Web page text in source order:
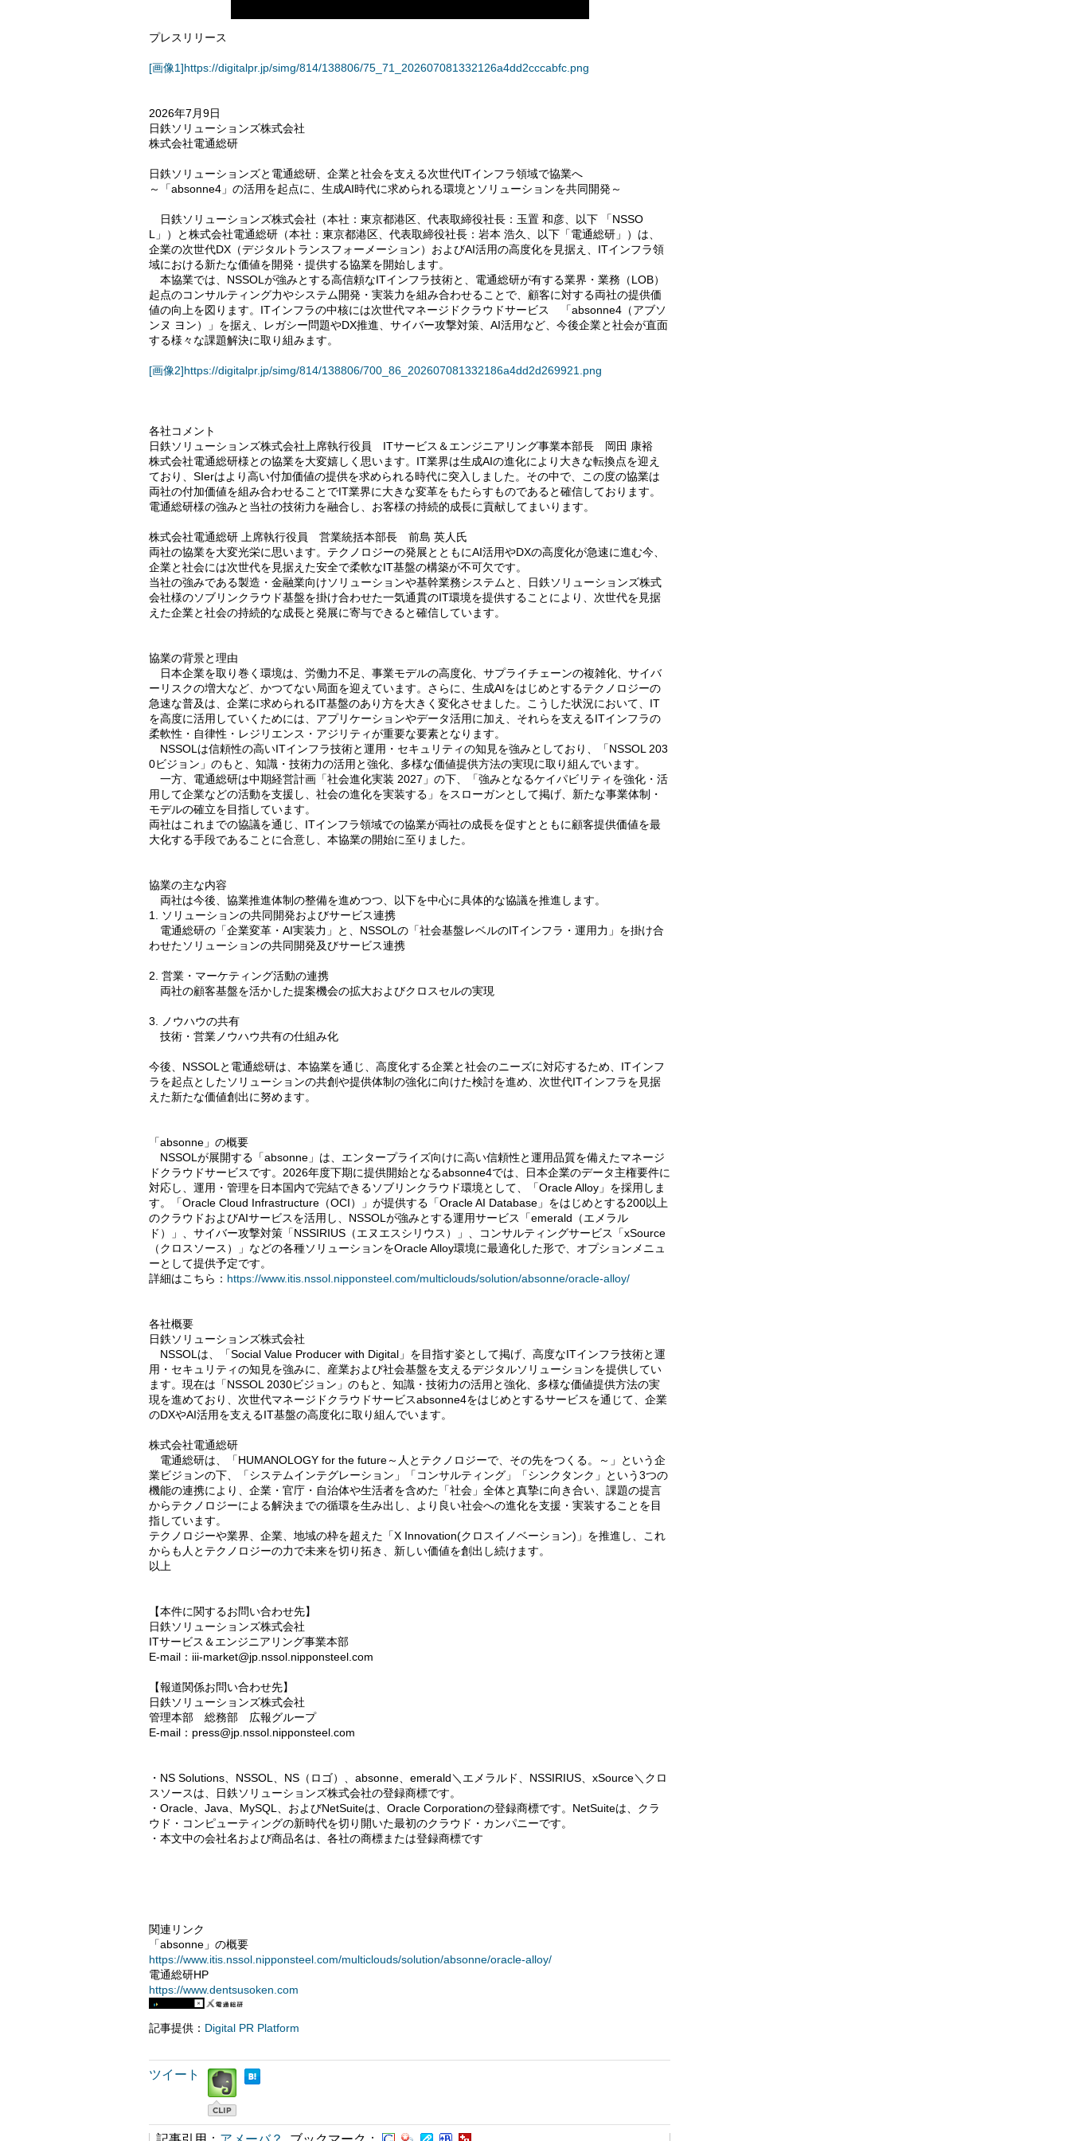
プレスリリース
[画像1]https://digitalpr.jp/simg/814/138806/75_71_202607081332126a4dd2cccabfc.png
2026年7月9日
日鉄ソリューションズ株式会社
株式会社電通総研
日鉄ソリューションズと電通総研、企業と社会を支える次世代ITインフラ領域で協業へ
～「absonne4」の活用を起点に、生成AI時代に求められる環境とソリューションを共同開発～
日鉄ソリューションズ株式会社（本社：東京都港区、代表取締役社長：玉置 和彦、以下 「NSSO
L」）と株式会社電通総研（本社：東京都港区、代表取締役社長：岩本 浩久、以下「電通総研」）は、
企業の次世代DX（デジタルトランスフォーメーション）およびAI活用の高度化を見据え、ITインフラ領
域における新たな価値を開発・提供する協業を開始します。
本協業では、NSSOLが強みとする高信頼なITインフラ技術と、電通総研が有する業界・業務（LOB）
起点のコンサルティング力やシステム開発・実装力を組み合わせることで、顧客に対する両社の提供価
値の向上を図ります。ITインフラの中核には次世代マネージドクラウドサービス 「absonne4（アブソ
ンヌ ヨン）」を据え、レガシー問題やDX推進、サイバー攻撃対策、AI活用など、今後企業と社会が直面
する様々な課題解決に取り組みます。
[画像2]https://digitalpr.jp/simg/814/138806/700_86_202607081332186a4dd2d269921.png
各社コメント
日鉄ソリューションズ株式会社上席執行役員 ITサービス＆エンジニアリング事業本部長 岡田 康裕
株式会社電通総研様との協業を大変嬉しく思います。IT業界は生成AIの進化により大きな転換点を迎え
ており、SIerはより高い付加価値の提供を求められる時代に突入しました。その中で、この度の協業は
両社の付加価値を組み合わせることでIT業界に大きな変革をもたらすものであると確信しております。
電通総研様の強みと当社の技術力を融合し、お客様の持続的成長に貢献してまいります。
株式会社電通総研 上席執行役員 営業統括本部長 前島 英人氏
両社の協業を大変光栄に思います。テクノロジーの発展とともにAI活用やDXの高度化が急速に進む今、
企業と社会には次世代を見据えた安全で柔軟なIT基盤の構築が不可欠です。
当社の強みである製造・金融業向けソリューションや基幹業務システムと、日鉄ソリューションズ株式
会社様のソブリンクラウド基盤を掛け合わせた一気通貫のIT環境を提供することにより、次世代を見据
えた企業と社会の持続的な成長と発展に寄与できると確信しています。
協業の背景と理由
日本企業を取り巻く環境は、労働力不足、事業モデルの高度化、サプライチェーンの複雑化、サイバ
ーリスクの増大など、かつてない局面を迎えています。さらに、生成AIをはじめとするテクノロジーの
急速な普及は、企業に求められるIT基盤のあり方を大きく変化させました。こうした状況において、IT
を高度に活用していくためには、アプリケーションやデータ活用に加え、それらを支えるITインフラの
柔軟性・自律性・レジリエンス・アジリティが重要な要素となります。
NSSOLは信頼性の高いITインフラ技術と運用・セキュリティの知見を強みとしており、「NSSOL 203
0ビジョン」のもと、知識・技術力の活用と強化、多様な価値提供方法の実現に取り組んでいます。
一方、電通総研は中期経営計画「社会進化実装 2027」の下、「強みとなるケイパビリティを強化・活
用して企業などの活動を支援し、社会の進化を実装する」をスローガンとして掲げ、新たな事業体制・
モデルの確立を目指しています。
両社はこれまでの協議を通じ、ITインフラ領域での協業が両社の成長を促すとともに顧客提供価値を最
大化する手段であることに合意し、本協業の開始に至りました。
協業の主な内容
両社は今後、協業推進体制の整備を進めつつ、以下を中心に具体的な協議を推進します。
1. ソリューションの共同開発およびサービス連携
電通総研の「企業変革・AI実装力」と、NSSOLの「社会基盤レベルのITインフラ・運用力」を掛け合
わせたソリューションの共同開発及びサービス連携
2. 営業・マーケティング活動の連携
両社の顧客基盤を活かした提案機会の拡大およびクロスセルの実現
3. ノウハウの共有
技術・営業ノウハウ共有の仕組み化
今後、NSSOLと電通総研は、本協業を通じ、高度化する企業と社会のニーズに対応するため、ITインフ
ラを起点としたソリューションの共創や提供体制の強化に向けた検討を進め、次世代ITインフラを見据
えた新たな価値創出に努めます。
「absonne」の概要
NSSOLが展開する「absonne」は、エンタープライズ向けに高い信頼性と運用品質を備えたマネージ
ドクラウドサービスです。2026年度下期に提供開始となるabsonne4では、日本企業のデータ主権要件に
対応し、運用・管理を日本国内で完結できるソブリンクラウド環境として、「Oracle Alloy」を採用しま
す。「Oracle Cloud Infrastructure（OCI）」が提供する「Oracle AI Database」をはじめとする200以上
のクラウドおよびAIサービスを活用し、NSSOLが強みとする運用サービス「emerald（エメラル
ド）」、サイバー攻撃対策「NSSIRIUS（エヌエスシリウス）」、コンサルティングサービス「xSource
（クロスソース）」などの各種ソリューションをOracle Alloy環境に最適化した形で、オプションメニュ
ーとして提供予定です。
詳細はこちら： https://www.itis.nssol.nipponsteel.com/multiclouds/solution/absonne/oracle-alloy/
各社概要
日鉄ソリューションズ株式会社
NSSOLは、「Social Value Producer with Digital」を目指す姿として掲げ、高度なITインフラ技術と運
用・セキュリティの知見を強みに、産業および社会基盤を支えるデジタルソリューションを提供してい
ます。現在は「NSSOL 2030ビジョン」のもと、知識・技術力の活用と強化、多様な価値提供方法の実
現を進めており、次世代マネージドクラウドサービスabsonne4をはじめとするサービスを通じて、企業
のDXやAI活用を支えるIT基盤の高度化に取り組んでいます。
株式会社電通総研
電通総研は、「HUMANOLOGY for the future～人とテクノロジーで、その先をつくる。～」という企
業ビジョンの下、「システムインテグレーション」「コンサルティング」「シンクタンク」という3つの
機能の連携により、企業・官庁・自治体や生活者を含めた「社会」全体と真摯に向き合い、課題の提言
からテクノロジーによる解決までの循環を生み出し、より良い社会への進化を支援・実装することを目
指しています。
テクノロジーや業界、企業、地域の枠を超えた「X Innovation(クロスイノベーション)」を推進し、これ
からも人とテクノロジーの力で未来を切り拓き、新しい価値を創出し続けます。
以上
【本件に関するお問い合わせ先】
日鉄ソリューションズ株式会社
ITサービス＆エンジニアリング事業本部
E-mail：iii-market@jp.nssol.nipponsteel.com
【報道関係お問い合わせ先】
日鉄ソリューションズ株式会社
管理本部 総務部 広報グループ
E-mail：press@jp.nssol.nipponsteel.com
・NS Solutions、NSSOL、NS（ロゴ）、absonne、emerald＼エメラルド、NSSIRIUS、xSource＼クロ
スソースは、日鉄ソリューションズ株式会社の登録商標です。
・Oracle、Java、MySQL、およびNetSuiteは、Oracle Corporationの登録商標です。NetSuiteは、クラ
ウド・コンピューティングの新時代を切り開いた最初のクラウド・カンパニーです。
・本文中の会社名および商品名は、各社の商標または登録商標です
関連リンク
「absonne」の概要
https://www.itis.nssol.nipponsteel.com/multiclouds/solution/absonne/oracle-alloy/
電通総研HP
https://www.dentsusoken.com
記事提供： Digital PR Platform
ツイート